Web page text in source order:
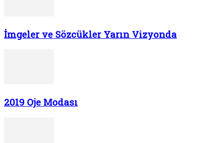
İmgeler ve Sözcükler Yarın Vizyonda
2019 Oje Modası